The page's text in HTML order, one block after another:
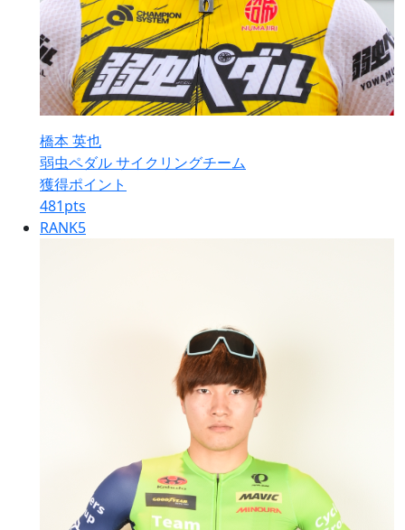
橋本 英也
弱虫ペダル サイクリングチーム
獲得ポイント
481pts
RANK5